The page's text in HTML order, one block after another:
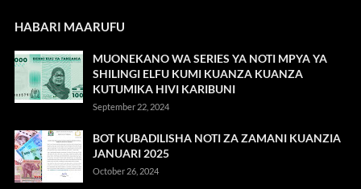
HABARI MAARUFU
MUONEKANO WA SERIES YA NOTI MPYA YA
SHILINGI ELFU KUMI KUANZA KUANZA
KUTUMIKA HIVI KARIBUNI
September 22, 2024
BOT KUBADILISHA NOTI ZA ZAMANI KUANZIA
JANUARI 2025
October 26, 2024